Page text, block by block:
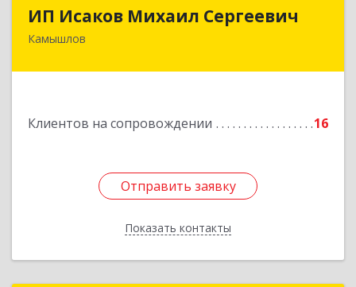
ИП Исаков Михаил Сергеевич
Камышлов
Клиентов на сопровождении 16
Отправить заявку
Показать контакты
624860, Свердловская обл, Камышлов г, Ленина
Отправить заявку
Назад